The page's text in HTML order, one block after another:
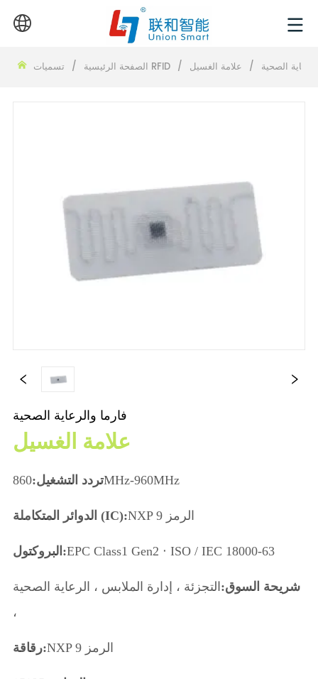
الصفحة الرئيسية / تسميات RFID / الصحية / علامة الغسيل
فارما والرعاية الصحية
علامة الغسيل